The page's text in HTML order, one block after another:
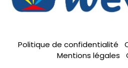
Politique de confidentialité
Mentions légales